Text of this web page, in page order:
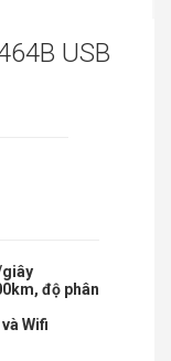
USB
giây
độ phân
Wifi